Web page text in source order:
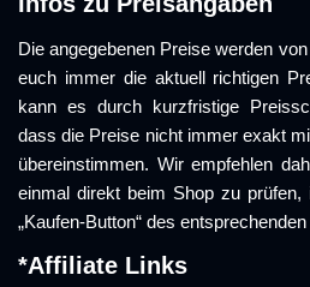
Die angegebenen Preise werden
euch immer die aktuell richtigen
kann es durch kurzfristige
dass die Preise nicht immer exakt
übereinstimmen. Wir empfehlen
einmal direkt beim Shop zu
„Kaufen-Button“ des
*Affiliate Links